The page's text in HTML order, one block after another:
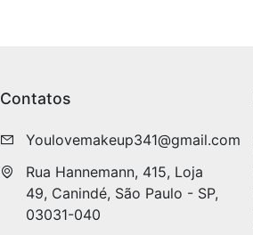
Contatos
Youlovemakeup341@gmail.com
Rua Hannemann, 415, Loja
49, Canindé, São Paulo - SP,
03031-040